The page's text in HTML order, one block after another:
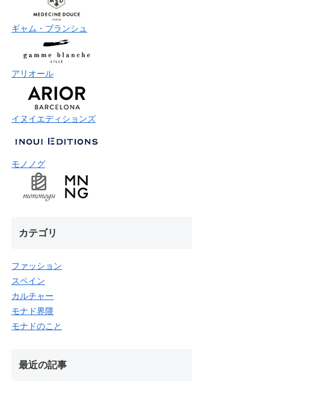
ギャム・ブランシュ
アリオール
イヌイエディションズ
モノノグ
カテゴリ
ファッション
スペイン
カルチャー
モナド界隈
モナドのこと
最近の記事